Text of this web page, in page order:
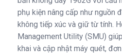
phụ kiện nâng cấp như nguồn
không tiếp xúc và giữ từ tính.
Management Utility (SMU)
khai và cập nhật máy quét,